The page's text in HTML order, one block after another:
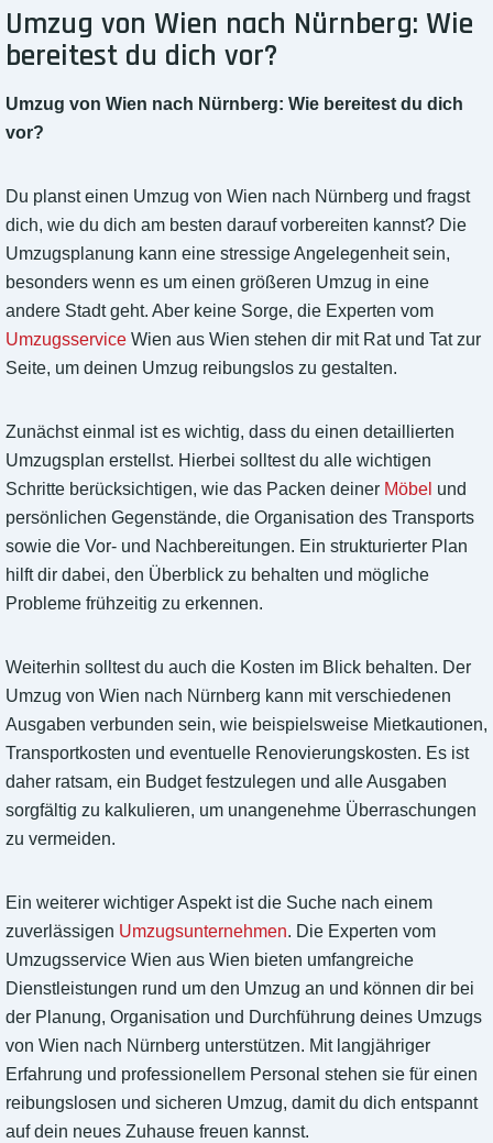
Umzug von Wien nach Nürnberg: Wie
bereitest du dich vor?
Umzug von Wien nach Nürnberg: Wie bereitest du dich
vor?
Du planst einen Umzug von Wien nach Nürnberg und fragst
dich, wie du dich am besten darauf vorbereiten kannst? Die
Umzugsplanung kann eine stressige Angelegenheit sein,
besonders wenn es um einen größeren Umzug in eine
andere Stadt geht. Aber keine Sorge, die Experten vom
Umzugsservice Wien aus Wien stehen dir mit Rat und Tat zur
Seite, um deinen Umzug reibungslos zu gestalten.
Zunächst einmal ist es wichtig, dass du einen detaillierten
Umzugsplan erstellst. Hierbei solltest du alle wichtigen
Schritte berücksichtigen, wie das Packen deiner Möbel und
persönlichen Gegenstände, die Organisation des Transports
sowie die Vor- und Nachbereitungen. Ein strukturierter Plan
hilft dir dabei, den Überblick zu behalten und mögliche
Probleme frühzeitig zu erkennen.
Weiterhin solltest du auch die Kosten im Blick behalten. Der
Umzug von Wien nach Nürnberg kann mit verschiedenen
Ausgaben verbunden sein, wie beispielsweise Mietkautionen,
Transportkosten und eventuelle Renovierungskosten. Es ist
daher ratsam, ein Budget festzulegen und alle Ausgaben
sorgfältig zu kalkulieren, um unangenehme Überraschungen
zu vermeiden.
Ein weiterer wichtiger Aspekt ist die Suche nach einem
zuverlässigen Umzugsunternehmen. Die Experten vom
Umzugsservice Wien aus Wien bieten umfangreiche
Dienstleistungen rund um den Umzug an und können dir bei
der Planung, Organisation und Durchführung deines Umzugs
von Wien nach Nürnberg unterstützen. Mit langjähriger
Erfahrung und professionellem Personal stehen sie für einen
reibungslosen und sicheren Umzug, damit du dich entspannt
auf dein neues Zuhause freuen kannst.